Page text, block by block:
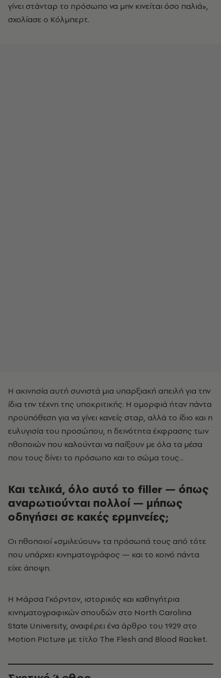
γίνει στάνταρ το πρόσωπο να μην κινείται όσο παλιά»,
σχολίασε ο Κόλμπερτ.
Η ακινησία αυτή συνιστά μια υπαρξιακή απειλή για την
ίδια την τέχνη της υποκριτικής. Η ομορφιά ήταν πάντα
προϋπόθεση για να γίνει κανείς σταρ, αλλά το ίδιο και η
ευλυγισία του προσώπου, η δεινότητα έκφρασης των
ηθοποιών που καλούνται να παίξουν με όλα τα μέσα
που τους δίνει το πρόσωπο και το σώμα τους...
Και τελικά, όλο αυτό το filler — όπως
αναρωτιούνται πολλοί — μήπως
οδηγήσει σε κακές ερμηνείες;
Οι ηθοποιοί «σμιλεύουν» τα πρόσωπά τους από τότε
που υπάρχει κινηματογράφος — και το κοινό πάντα
είχε άποψη.
Η Μάρσα Γκόρντον, ιστορικός και καθηγήτρια
κινηματογραφικών σπουδών στο North Carolina
State University, αναφέρει ένα άρθρο του 1929 στο
Motion Picture με τίτλο The Flesh and Blood Racket.